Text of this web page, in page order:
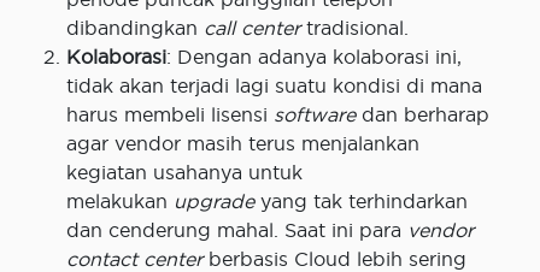
dibandingkan call centertradisional.
Kolaborasi: Dengan adanya kolaborasi ini,
tidak akan terjadi lagi suatu kondisi di mana
harus membeli lisensi softwaredan berharap
agar vendor masih terus menjalankan
kegiatan usahanya untuk
melakukan upgradeyang tak terhindarkan
dan cenderung mahal. Saat ini para vendor
contact centerberbasis Cloud lebih sering